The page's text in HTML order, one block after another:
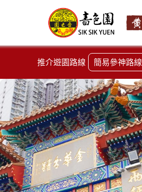
推介遊園路線 簡易參神路線